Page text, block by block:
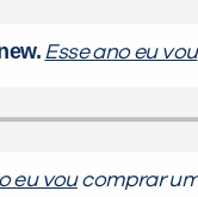
Esse ano eu vou
eu voucomprar